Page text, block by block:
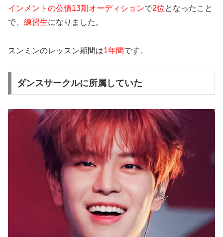
インメントの公債13期オーディションで2位となったこと
で、 練習生になりました。
スンミンのレッスン期間は1年間です。
ダンスサークルに所属していた